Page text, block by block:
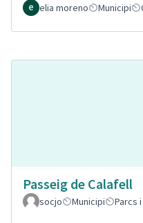
elia moreno
Municipi
Passeig de Calafell
socjo
Municipi Parcs